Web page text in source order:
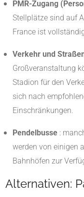
PMR-Zugang
Stellplätze sind auf
France ist
Verkehr und
Großveranstaltung
Stadion für den
sich nach
Einschränkungen.
Pendelbusse :
werden von einigen
Bahnhöfen zur
Alternativen: